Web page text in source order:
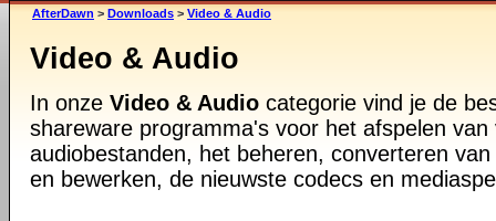
AfterDawn > Downloads > Video & Audio
Video & Audio
In onze Video & Audio categorie vind je de
shareware programma's voor het afspelen van
audiobestanden, het beheren, converteren
en bewerken, de nieuwste codecs en